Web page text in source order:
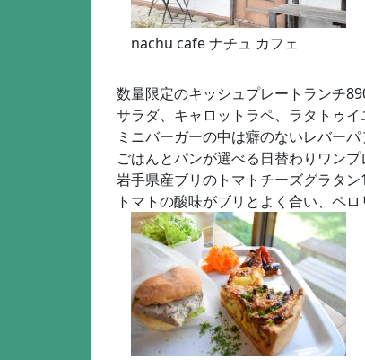
nachu cafe ナチュ カフェ
数量限定のキッシュプレートランチ
サラダ、キャロットラペ、ラタトゥ
ミニバーガーの中は癖のないレバー
ごはんとパンが選べる日替わりワンプ
岩手県産ブリのトマトチーズグラタン
トマトの酸味がブリとよく合い、ペロ